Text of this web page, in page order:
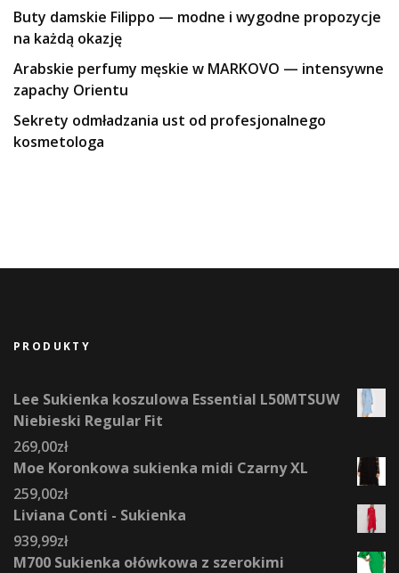
Buty damskie Filippo — modne i wygodne propozycje
na każdą okazję
Arabskie perfumy męskie w MARKOVO — intensywne
zapachy Orientu
Sekrety odmładzania ust od profesjonalnego
kosmetologa
PRODUKTY
Lee Sukienka koszulowa Essential L50MTSUW
Niebieski Regular Fit
269,00zł
Moe Koronkowa sukienka midi Czarny XL
259,00zł
Liviana Conti - Sukienka
939,99zł
M700 Sukienka ołówkowa z szerokimi